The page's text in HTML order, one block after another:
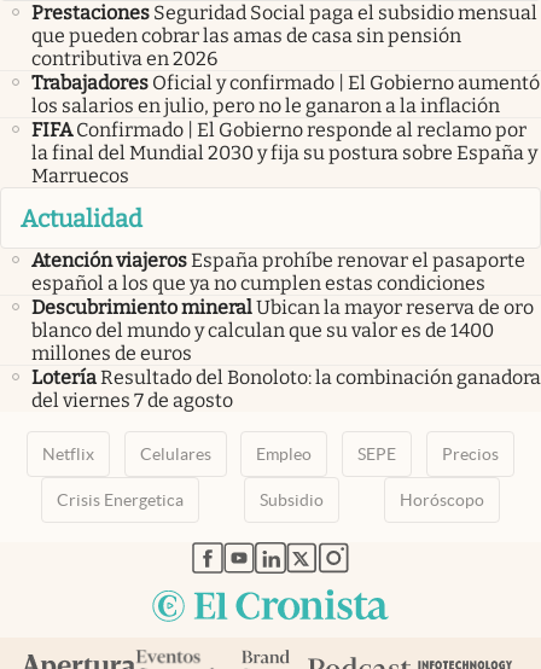
Prestaciones Seguridad Social paga el subsidio mensual
que pueden cobrar las amas de casa sin pensión
contributiva en 2026
Trabajadores Oficial y confirmado | El Gobierno aumentó
los salarios en julio, pero no le ganaron a la inflación
FIFA Confirmado | El Gobierno responde al reclamo por
la final del Mundial 2030 y fija su postura sobre España y
Marruecos
Actualidad
Atención viajerosEspaña prohíbe renovar el pasaporte
español a los que ya no cumplen estas condiciones
Descubrimiento mineralUbican la mayor reserva de oro
blanco del mundo y calculan que su valor es de 1400
millones de euros
LoteríaResultado del Bonoloto: la combinación ganadora
del viernes 7 de agosto
Netflix Celulares Empleo SEPE Precios
Crisis Energetica Subsidio Horóscopo
abre en nueva pestaña
abre en nueva pestaña
abre en nueva pestaña
abre en nueva pestaña
abre en nueva pestaña